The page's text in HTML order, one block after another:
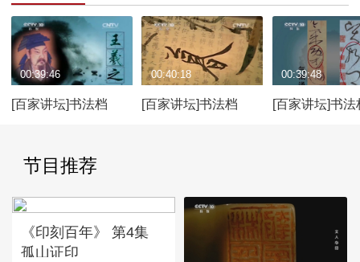
[百家讲坛]书法档
00:39:46
[百家讲坛]书法档
00:40:18
[百家讲坛]书法
00:39:48
节目推荐
《印刻百年》 第4集
孤山证印